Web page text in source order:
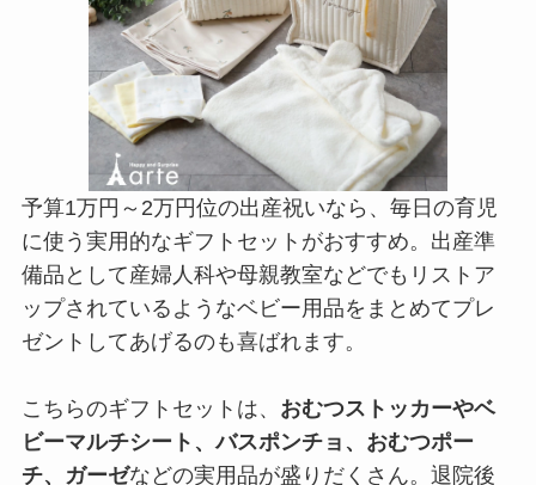
予算1万円～2万円位の出産祝いなら、毎日の育児
に使う実用的なギフトセットがおすすめ。出産準
備品として産婦人科や母親教室などでもリストア
ップされているようなベビー用品をまとめてプレ
ゼントしてあげるのも喜ばれます。
こちらのギフトセットは、 おむつストッカーやベ
ビーマルチシート、バスポンチョ、おむつポー
チ、ガーゼなどの実用品が盛りだくさん。退院後